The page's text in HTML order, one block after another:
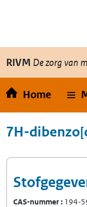
Overslaan en naar de
RIVM De zorg van
Home
7H-
CAS-nummer 194-